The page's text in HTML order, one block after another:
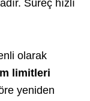
Süreç hızlı
olarak
limitleri
yeniden